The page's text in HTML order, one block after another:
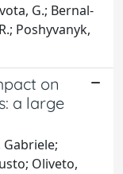
G.; Bernal-
Poshyvanyk,
on
a large
Gabriele;
Oliveto,